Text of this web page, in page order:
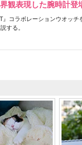
観表現した腕時計登
コラボレーションウオッチ
する。